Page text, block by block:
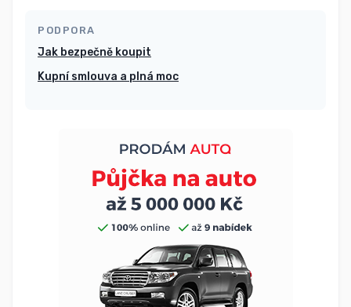
PODPORA
Jak bezpečně koupit
Kupní smlouva a plná moc